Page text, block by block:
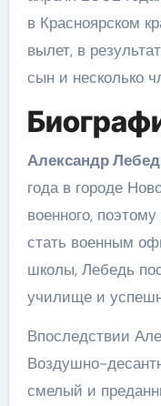
в Красноярском
вылет, в
сын и несколько
Александр
года в городе
военного,
стать военным
школы, Лебедь
училище и
Впоследствии
Воздушно-
смелый и